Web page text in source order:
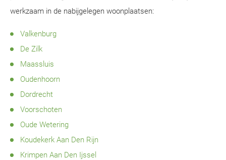
werkzaam in de nabijgelegen woonplaatsen:
Valkenburg
De Zilk
Maassluis
Oudenhoorn
Dordrecht
Voorschoten
Oude Wetering
Koudekerk Aan Den Rijn
Krimpen Aan Den Ijssel